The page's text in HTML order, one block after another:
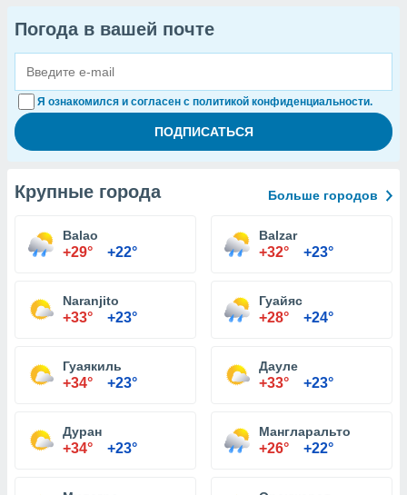
Погода в вашей почте
Я ознакомился и согласен с политикой конфиденциальности.
Крупные города Больше городов
Balao
+29° +22°
Balzar
+32° +23°
Naranjito
+33° +23°
Гуайяс
+28° +24°
Гуаякиль
+34° +23°
Дауле
+33° +23°
Дуран
+34° +23°
Мангларальто
+26° +22°